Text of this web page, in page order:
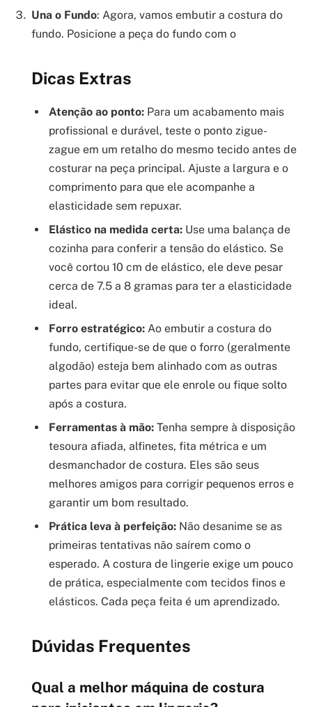
Una o Fundo: Agora, vamos embutir a costura do
fundo. Posicione a peça do fundo com o
Dicas Extras
Atenção ao ponto: Para um acabamento mais
profissional e durável, teste o ponto zigue-
zague em um retalho do mesmo tecido antes de
costurar na peça principal. Ajuste a largura e o
comprimento para que ele acompanhe a
elasticidade sem repuxar.
Elástico na medida certa: Use uma balança de
cozinha para conferir a tensão do elástico. Se
você cortou 10 cm de elástico, ele deve pesar
cerca de 7.5 a 8 gramas para ter a elasticidade
ideal.
Forro estratégico: Ao embutir a costura do
fundo, certifique-se de que o forro (geralmente
algodão) esteja bem alinhado com as outras
partes para evitar que ele enrole ou fique solto
após a costura.
Ferramentas à mão: Tenha sempre à disposição
tesoura afiada, alfinetes, fita métrica e um
desmanchador de costura. Eles são seus
melhores amigos para corrigir pequenos erros e
garantir um bom resultado.
Prática leva à perfeição: Não desanime se as
primeiras tentativas não saírem como o
esperado. A costura de lingerie exige um pouco
de prática, especialmente com tecidos finos e
elásticos. Cada peça feita é um aprendizado.
Dúvidas Frequentes
Qual a melhor máquina de costura